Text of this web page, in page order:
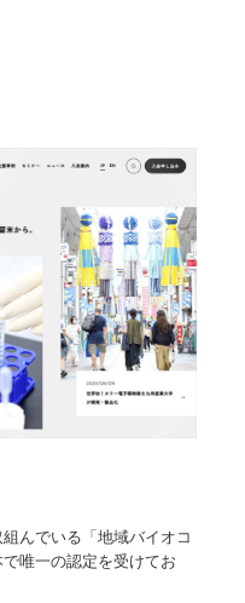
んでいる「地域バイオコ
唯一の認定を受けてお